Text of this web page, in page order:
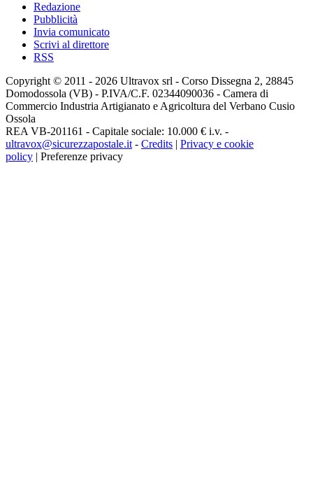
Redazione
Pubblicità
Invia comunicato
Scrivi al direttore
RSS
Copyright © 2011 - 2026 Ultravox srl - Corso Dissegna 2, 28845
Domodossola (VB) - P.IVA/C.F. 02344090036 - Camera di
Commercio Industria Artigianato e Agricoltura del Verbano Cusio
Ossola
REA VB-201161 - Capitale sociale: 10.000 € i.v. -
ultravox@sicurezzapostale.it- Credits
Privacy e cookie
policy
Preferenze privacy